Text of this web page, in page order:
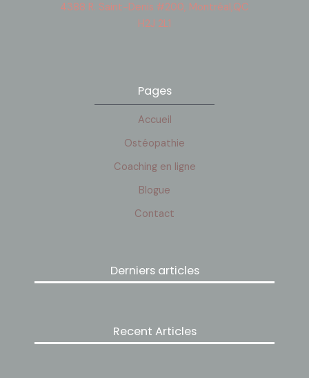
4388 R. Saint-Denis #200, Montréal,QC
H2J 2L1
Pages
Accueil
Ostéopathie
Coaching en ligne
Blogue
Contact
Derniers articles
Recent Articles